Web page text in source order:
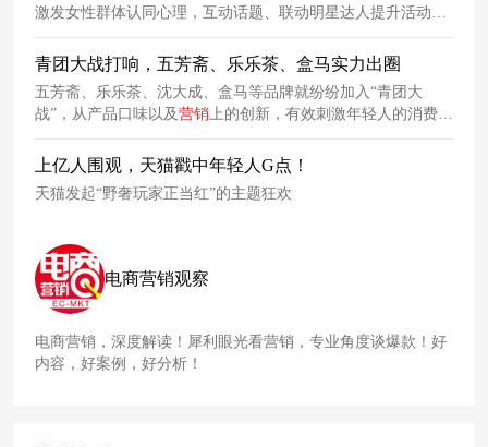
激发女性群体认同心理，互动话题、联动明星达人提升活动影
响力，提升平台认可度。
青团大战打响，五芳斋、乐乐茶、盒马实力出圈
五芳斋、乐乐茶、沈大成、盒马等品牌就纷纷加入“青团大
战”，从产品口味以及营销 上的创新，有效刺激年轻人的消费热
情，助推品牌在同质化产品竞争中实力出圈。
上亿人围观，天猫戳中年轻人G点！
天猫发起“野奢玩家正当红”的主题狂欢
电商营销观察
电商营销，深度解读！犀利眼光看营销，专业角度谈爆款！好
内容，好案例，好分析！